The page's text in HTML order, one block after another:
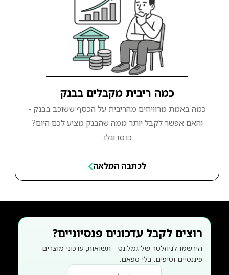
כמה ריבית מקבלים בבנק
כמה באמת מרוויחים מהריבית על הכסף ששוכב בבנק -
והאם אפשר לקבל יותר ממה שהבנק מציע לכם היום?
כנסו וגלו.
לכתבה המלאה
רוצים לקבל עדכונים פנסיוניים?
הירשמו לניוזלטר של גמל.נט - תשואות, עדכוני מוצרים
פיננסיים וטיפים. בלי ספאם.